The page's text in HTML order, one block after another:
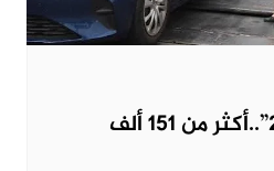
عملية “مرحبا 2026”..أكثر من 151 ألف